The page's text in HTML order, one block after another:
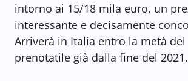
intorno ai 15/18 mila euro, un
interessante e decisamente
Arriverà in Italia entro la metà del
prenotatile già dalla fine del 2021.